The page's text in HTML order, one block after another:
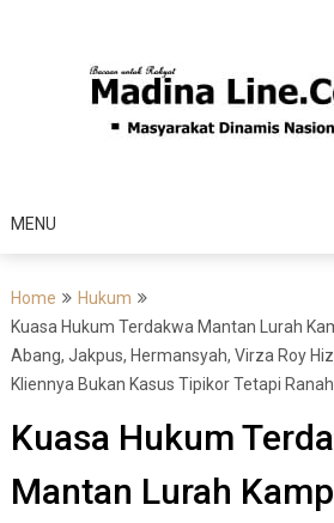
MENU
Home
Hukum
Kuasa Hukum Terdakwa Mantan Lurah
Abang, Jakpus, Hermansyah, Virza Roy
Kliennya Bukan Kasus Tipikor Tetapi
Kuasa Hukum
Mantan Lurah